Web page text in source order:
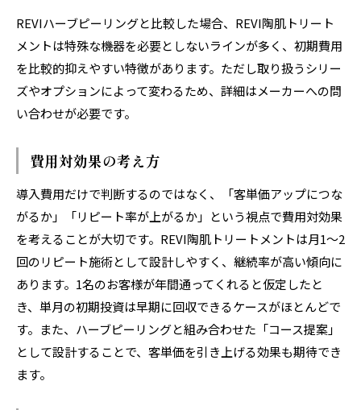
REVIハーブピーリングと比較した場合、REVI陶肌トリート
メントは特殊な機器を必要としないラインが多く、初期費用
を比較的抑えやすい特徴があります。ただし取り扱うシリー
ズやオプションによって変わるため、詳細はメーカーへの問
い合わせが必要です。
費用対効果の考え方
導入費用だけで判断するのではなく、「客単価アップにつな
がるか」「リピート率が上がるか」という視点で費用対効果
を考えることが大切です。REVI陶肌トリートメントは月1〜2
回のリピート施術として設計しやすく、継続率が高い傾向に
あります。1名のお客様が年間通ってくれると仮定したと
き、単月の初期投資は早期に回収できるケースがほとんどで
す。また、ハーブピーリングと組み合わせた「コース提案」
として設計することで、客単価を引き上げる効果も期待でき
ます。